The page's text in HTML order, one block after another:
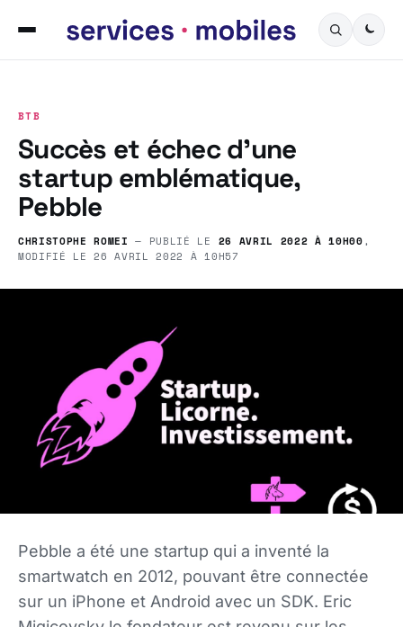
BTB
Succès et échec d’une
startup emblématique,
Pebble
CHRISTOPHE ROMEI — PUBLIÉ LE 26 AVRIL 2022 À 10H00,
MODIFIÉ LE26 AVRIL 2022 À 10H57
Pebble a été une startup qui a inventé la
smartwatch en 2012, pouvant être connectée
sur un iPhone et Android avec un SDK. Eric